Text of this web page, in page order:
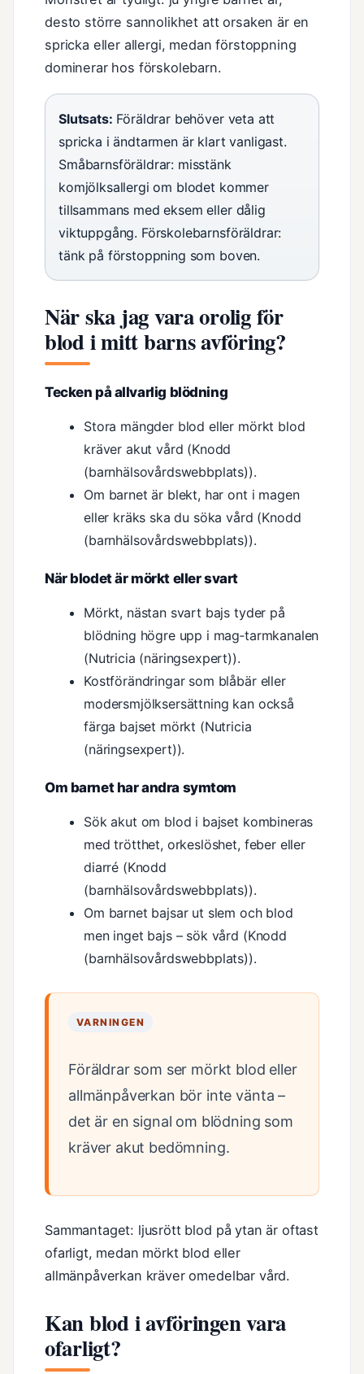
desto större sannolikhet att orsaken är en
spricka eller allergi, medan förstoppning
dominerar hos förskolebarn.
Slutsats: Föräldrar behöver veta att
spricka i ändtarmen är klart vanligast.
Småbarnsföräldrar: misstänk
komjölksallergi om blodet kommer
tillsammans med eksem eller dålig
viktuppgång. Förskolebarnsföräldrar:
tänk på förstoppning som boven.
När ska jag vara orolig för
blod i mitt barns avföring?
Tecken på allvarlig blödning
Stora mängder blod eller mörkt blod
kräver akut vård (Knodd
(barnhälsovårdswebbplats)).
Om barnet är blekt, har ont i magen
eller kräks ska du söka vård (Knodd
(barnhälsovårdswebbplats)).
När blodet är mörkt eller svart
Mörkt, nästan svart bajs tyder på
blödning högre upp i mag‑tarmkanalen
(Nutricia (näringsexpert)).
Kostförändringar som blåbär eller
modersmjölksersättning kan också
färga bajset mörkt (Nutricia
(näringsexpert)).
Om barnet har andra symtom
Sök akut om blod i bajset kombineras
med trötthet, orkeslöshet, feber eller
diarré (Knodd
(barnhälsovårdswebbplats)).
Om barnet bajsar ut slem och blod
men inget bajs – sök vård (Knodd
(barnhälsovårdswebbplats)).
VARNINGEN
Föräldrar som ser mörkt blod eller
allmänpåverkan bör inte vänta –
det är en signal om blödning som
kräver akut bedömning.
Sammantaget: ljusrött blod på ytan är oftast
ofarligt, medan mörkt blod eller
allmänpåverkan kräver omedelbar vård.
Kan blod i avföringen vara
ofarligt?